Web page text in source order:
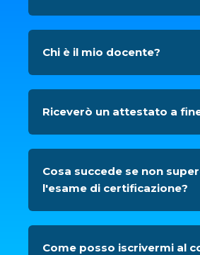
Chi è il mio docente?
Riceverò un attestato a
Cosa succede se non
l'esame di certificazione?
Come posso iscrivermi al